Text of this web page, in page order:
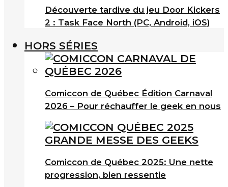
Découverte tardive du jeu Door Kickers
2 : Task Face North (PC, Android, iOS)
HORS SÉRIES
Comiccon de Québec Édition Carnaval
2026 – Pour réchauffer le geek en nous
Comiccon de Québec 2025: Une nette
progression, bien ressentie